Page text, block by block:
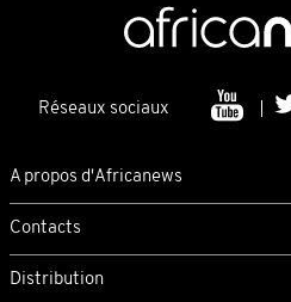
Réseaux sociaux
A propos d'Africanews
Contacts
Distribution